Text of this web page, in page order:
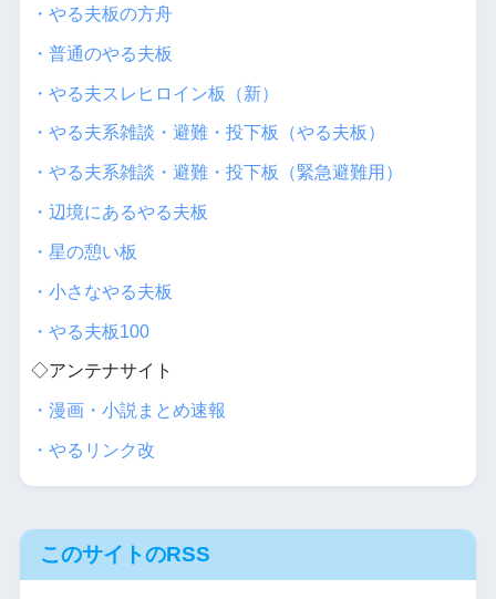
・やる夫板の方舟
・普通のやる夫板
・やる夫スレヒロイン板（新）
・やる夫系雑談・避難・投下板（やる夫板）
・やる夫系雑談・避難・投下板（緊急避難用）
・辺境にあるやる夫板
・星の憩い板
・小さなやる夫板
・やる夫板100
◇アンテナサイト
・漫画・小説まとめ速報
・やるリンク改
このサイトのRSS